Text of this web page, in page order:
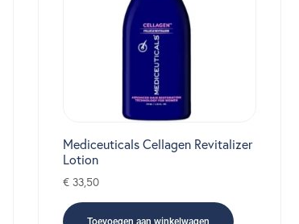
Mediceuticals Cellagen Revitalizer
Lotion
€33,50
Toevoegen aan winkelwagen